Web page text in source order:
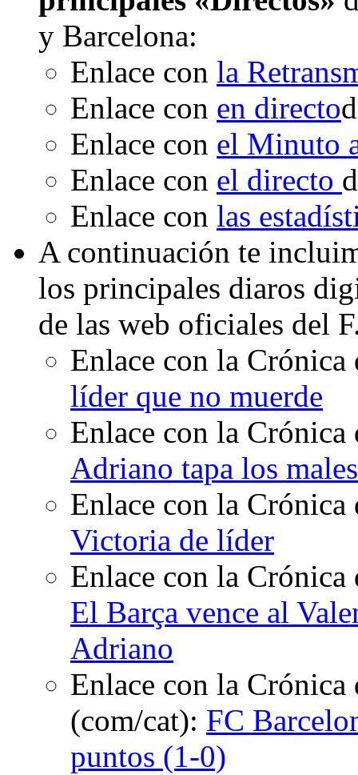
y Barcelona:
Enlace con la
Enlace con en directo
Enlace con el Minuto
Enlace con el directo
Enlace con las
A continuación te
los principales diaros
de las web oficiales del
Enlace con la
líder que no muerde
Enlace con la
Adriano tapa los
Enlace con la
Victoria de líder
Enlace con la
El Barça vence al
Adriano
Enlace con la Crónica
(com/cat): FC
puntos (1-0)